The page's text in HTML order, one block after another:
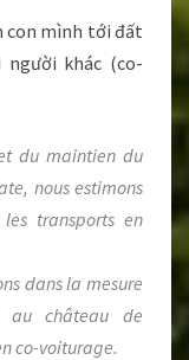
con mình tới đất
khác (co-
du maintien du
nous estimons
transports en
dans la mesure
au château de
co-voiturage.